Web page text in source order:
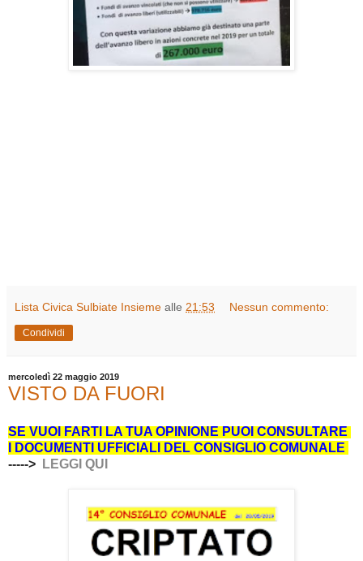
Lista Civica Sulbiate Insieme alle 21:53 Nessun commento:
Condividi
mercoledì 22 maggio 2019
VISTO DA FUORI
SE VUOI FARTI LA TUA OPINIONE PUOI CONSULTARE
I DOCUMENTI UFFICIALI DEL CONSIGLIO COMUNALE
----->
LEGGI QUI